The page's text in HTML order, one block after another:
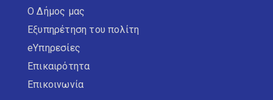
Ο Δήμος μας
Εξυπηρέτηση του πολίτη
eΥπηρεσίες
Επικαιρότητα
Επικοινωνία